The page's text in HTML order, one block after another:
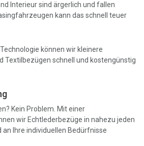
Interieur sind ärgerlich und fallen
kann das schnell teuer
können wir kleinere
Textilbezügen schnell und kostengünstig
Kein Problem. Mit einer
wir Echtlederbezüge in nahezu jeden
an Ihre individuellen Bedürfnisse